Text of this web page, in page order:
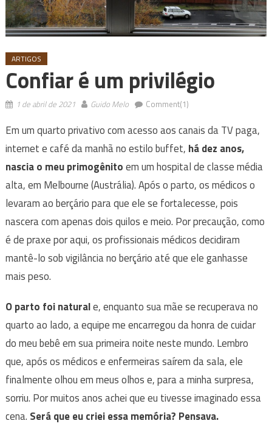
ARTIGOS
Confiar é um privilégio
1 de abril de 2021 Guido Melo Comment(1)
Em um quarto privativo com acesso aos canais da TV paga,
internet e café da manhã no estilo buffet, há dez anos,
nascia o meu primogênitoem um hospital de classe média
alta, em Melbourne (Austrália). Após o parto, os médicos o
levaram ao berçário para que ele se fortalecesse, pois
nascera com apenas dois quilos e meio. Por precaução, como
é de praxe por aqui, os profissionais médicos decidiram
mantê-lo sob vigilância no berçário até que ele ganhasse
mais peso.
O parto foi naturale, enquanto sua mãe se recuperava no
quarto ao lado, a equipe me encarregou da honra de cuidar
do meu bebê em sua primeira noite neste mundo. Lembro
que, após os médicos e enfermeiras saírem da sala, ele
finalmente olhou em meus olhos e, para a minha surpresa,
sorriu. Por muitos anos achei que eu tivesse imaginado essa
cena. Será que eu criei essa memória? Pensava.